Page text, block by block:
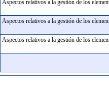
Aspectos relativos a la gestión de los
Aspectos relativos a la gestión de los
Aspectos relativos a la gestión de los